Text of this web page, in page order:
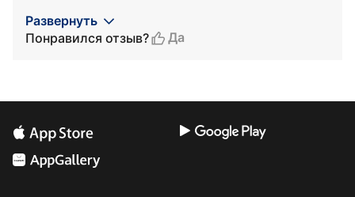
Развернуть
Понравился отзыв?
Да